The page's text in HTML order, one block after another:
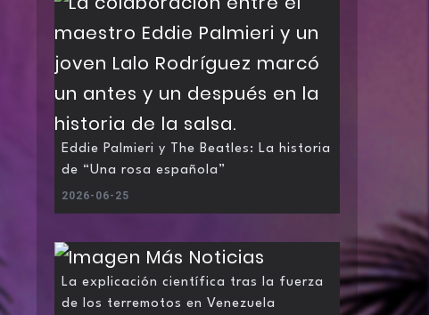
Eddie Palmieri y The Beatles: La historia
de “Una rosa española”
2026-06-25
La explicación científica tras la fuerza
de los terremotos en Venezuela